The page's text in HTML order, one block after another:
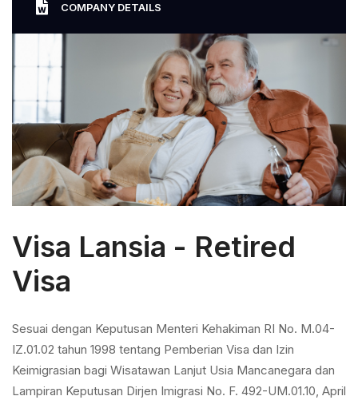
COMPANY DETAILS
Visa Lansia - Retired
Visa
Sesuai dengan Keputusan Menteri Kehakiman RI No. M.04-
IZ.01.02 tahun 1998 tentang Pemberian Visa dan Izin
Keimigrasian bagi Wisatawan Lanjut Usia Mancanegara dan
Lampiran Keputusan Dirjen Imigrasi No. F. 492-UM.01.10, April